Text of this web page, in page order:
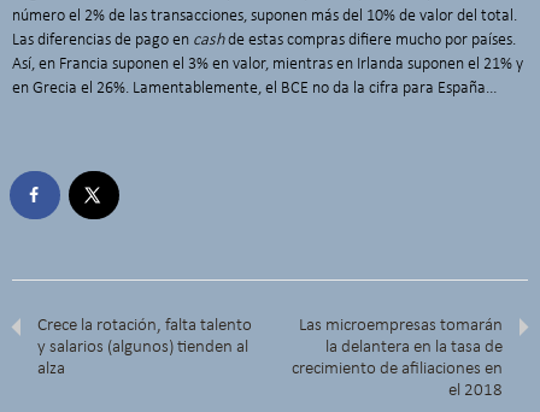
número el 2% de las transacciones, suponen más del 10% de valor del total.
Las diferencias de pago en cashde estas compras difiere mucho por países.
Así, en Francia suponen el 3% en valor, mientras en Irlanda suponen el 21% y
en Grecia el 26%. Lamentablemente, el BCE no da la cifra para España…
Crece la rotación, falta talento
y salarios (algunos) tienden al
alza
Las microempresas tomarán
la delantera en la tasa de
crecimiento de afiliaciones en
el 2018